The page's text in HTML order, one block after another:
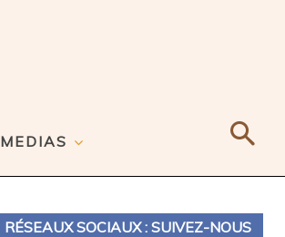
MEDIAS
RÉSEAUX SOCIAUX : SUIVEZ-NOUS